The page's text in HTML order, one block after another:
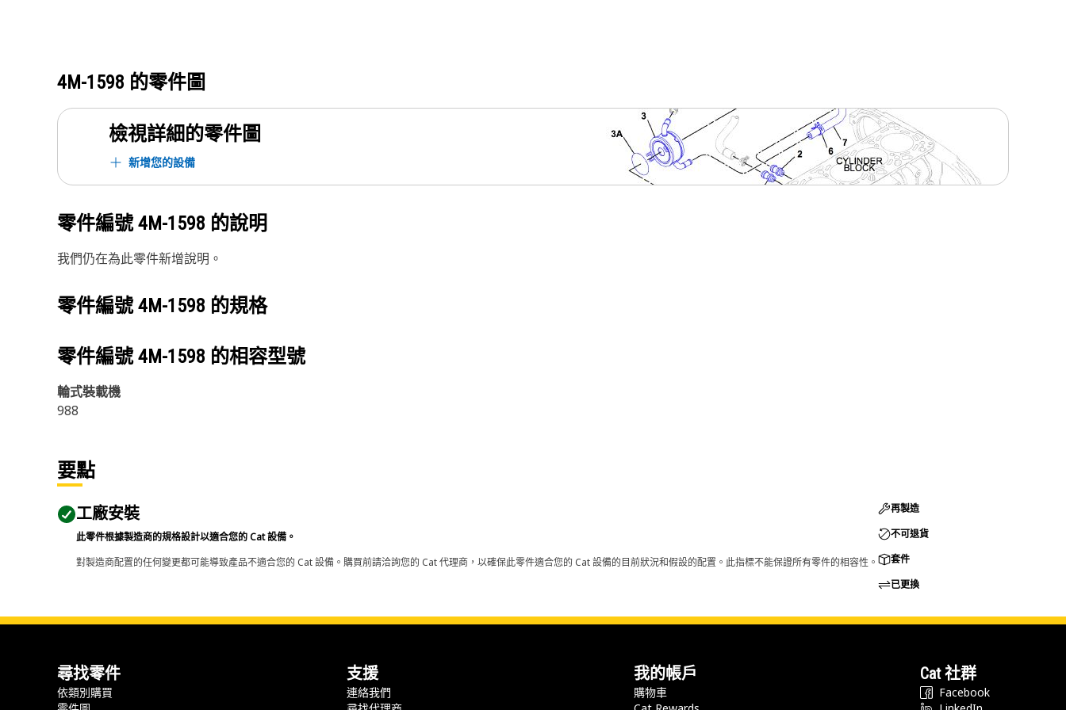
4M-1598 的零件圖
檢視詳細的零件圖
新增您的設備
零件編號4M-1598 的說明
我們仍在為此零件新增說明。
零件編號4M-1598 的規格
零件編號4M-1598 的相容型號
輪式裝載機
988
要點
工廠安裝
此零件根據製造商的規格設計以適合您的 Cat 設備。
對製造商配置的任何變更都可能導致產品不適合您的 Cat 設備。購買前請洽詢您的 Cat 代理商，以確保此零件適合您的 Cat 設備的目前狀況和假設的配置。此指標不能保證所有零件的相容性。
再製造
不可退貨
套件
已更換
尋找零件
依類別購買
支援
連絡我們
我的帳戶
購物車
Cat 社群
Facebook